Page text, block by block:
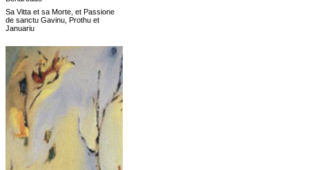
Sa Vitta et sa Morte, et Passione
de sanctu Gavinu, Prothu et
Januariu